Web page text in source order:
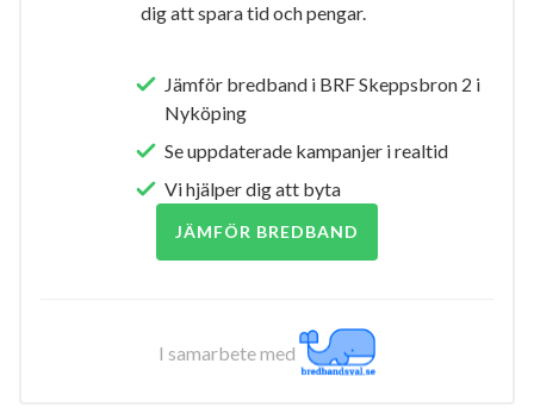
dig att spara tid och pengar.
Jämför bredband i BRF Skeppsbron 2 i
Nyköping
Se uppdaterade kampanjer i realtid
Vi hjälper dig att byta
JÄMFÖR BREDBAND
I samarbete med